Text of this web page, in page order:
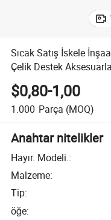
Sıcak Satış İskele
Çelik Destek
Somunu
$0,80-1,00
1.000 Parça (MOQ)
Anahtar nitelikler
Hayır. Modeli.:
Malzeme:
Tip:
öğe: